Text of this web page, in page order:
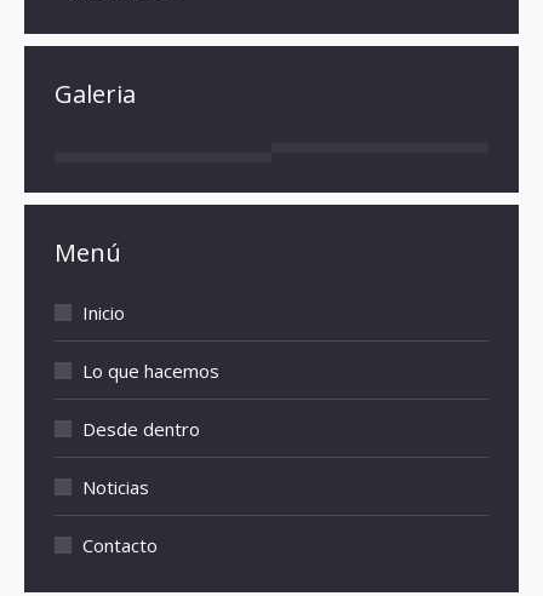
Galeria
Menú
Inicio
Lo que hacemos
Desde dentro
Noticias
Contacto